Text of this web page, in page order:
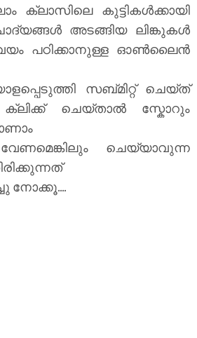
ക്ലാസിലെ കുട്ടികൾക്കായി
അടങ്ങിയ ലിങ്കുകൾ
പഠിക്കാനുള്ള ഓൺലൈൻ
സബ്മിറ്റ് ചെയ്ത്
ചെയ്താൽ സ്കോറും
ചെയ്യാവുന്ന
നോക്കൂ....